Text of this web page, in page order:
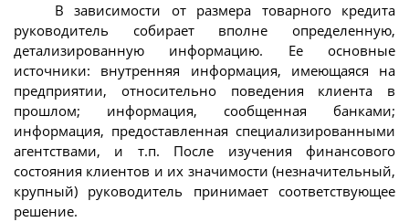
В зависимости от размера товарного кредита
руководитель собирает вполне определенную,
детализированную информацию. Ее основные
источники: внутренняя информация, имеющаяся на
предприятии, относительно поведения клиента в
прошлом; информация, сообщенная банками;
информация, предоставленная специализированными
агентствами, и т.п. После изучения финансового
состояния клиентов и их значимости (незначительный,
крупный) руководитель принимает соответствующее
решение.